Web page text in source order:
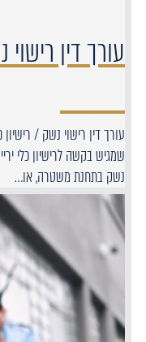
עורך דין
עורך דין רישוי נשק / רישיון
שמגיש בקשה לרישיון כלי
נשק בתחנת משטרה, או…